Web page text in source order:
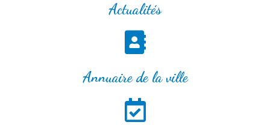
Actualités
Annuaire de la ville